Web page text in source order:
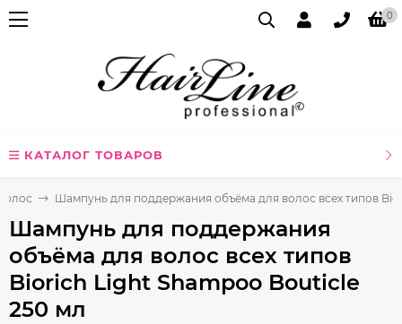
0
КАТАЛОГ ТОВАРОВ
Шампунь для поддержания объёма для волос всех типов
Шампунь для поддержания
объёма для волос всех типов
Biorich Light Shampoo Bouticle
250 мл